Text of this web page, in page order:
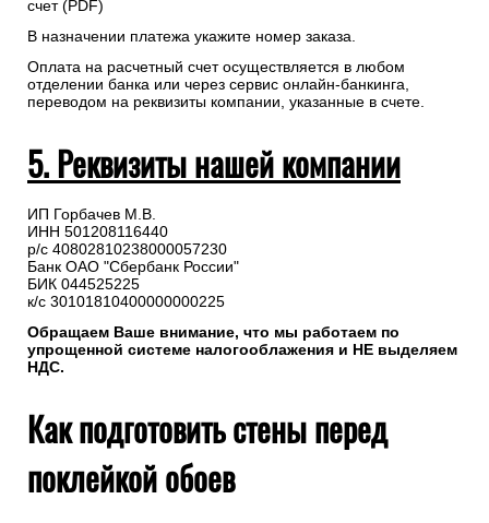
счет (PDF)
В назначении платежа укажите номер заказа.
Оплата на расчетный счет осуществляется в любом
отделении банка или через сервис онлайн-банкинга,
переводом на реквизиты компании, указанные в счете.
5. Реквизиты нашей компании
ИП Горбачев М.В.
ИНН 501208116440
р/с 40802810238000057230
Банк ОАО "Сбербанк России"
БИК 044525225
к/с 30101810400000000225
Обращаем Ваше внимание, что мы работаем по
упрощенной системе налогооблажения и НЕ выделяем
НДС.
Как подготовить стены перед
поклейкой обоев